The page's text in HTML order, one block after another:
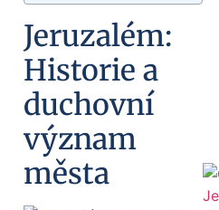
Jeruzalém:
Historie a
duchovní
význam
města